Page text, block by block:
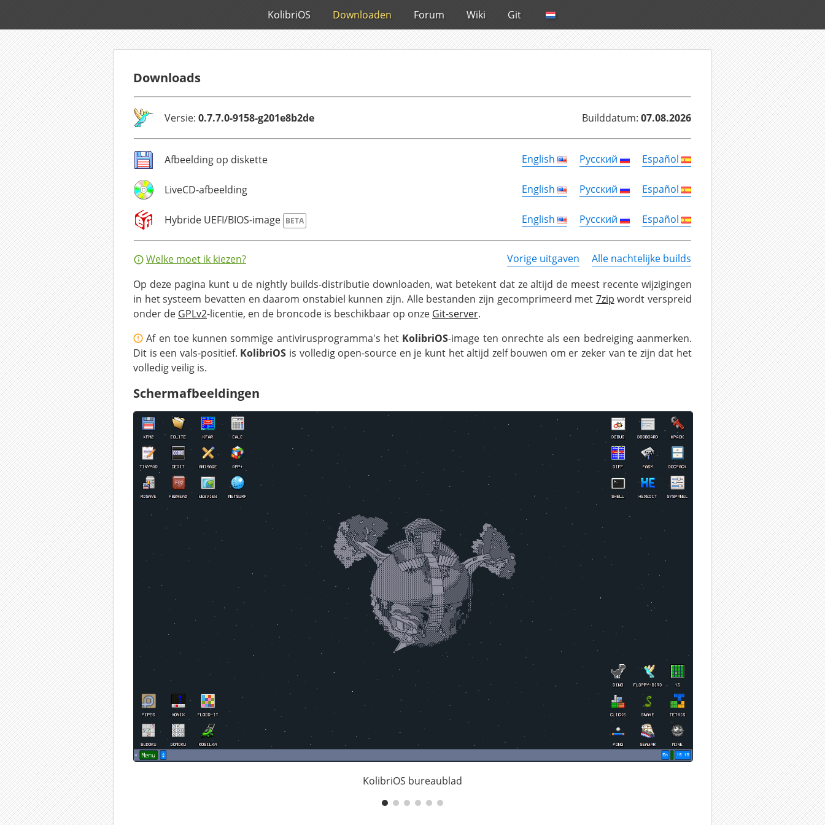
KolibriOS Downloaden Forum Wiki Git
Downloads
Versie: 0.7.7.0-9158-g201e8b2de Builddatum: 07.08.2026
Afbeelding op diskette English Русский Español
LiveCD-afbeelding English Русский Español
Hybride UEFI/BIOS-image BETA English Русский Español
Welke moet ik kiezen? Vorige uitgaven
Alle nachtelijke builds
Op deze pagina kunt u de nightly builds-distributie downloaden, wat betekent dat ze altijd de meest recente wijzigingen
in het systeem bevatten en daarom onstabiel kunnen zijn. Alle bestanden zijn gecomprimeerd met 7zip wordt verspreid
onder de GPLv2-licentie, en de broncode is beschikbaar op onze Git-server.
Af en toe kunnen sommige antivirusprogramma's het KolibriOS-image ten onrechte als een bedreiging aanmerken.
Dit is een vals-positief. KolibriOS is volledig open-source en je kunt het altijd zelf bouwen om er zeker van te zijn dat het
volledig veilig is.
Schermafbeeldingen
KolibriOS bureaublad